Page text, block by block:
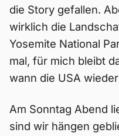
die Story gefallen.
wirklich die
Yosemite National
mal, für mich bleibt
wann die USA
Am Sonntag Abend
sind wir hängen